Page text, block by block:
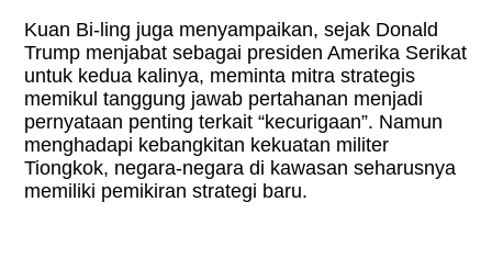
Kuan Bi-ling juga menyampaikan, sejak Donald
Trump menjabat sebagai presiden Amerika Serikat
untuk kedua kalinya, meminta mitra strategis
memikul tanggung jawab pertahanan menjadi
pernyataan penting terkait “kecurigaan”. Namun
menghadapi kebangkitan kekuatan militer
Tiongkok, negara-negara di kawasan seharusnya
memiliki pemikiran strategi baru.